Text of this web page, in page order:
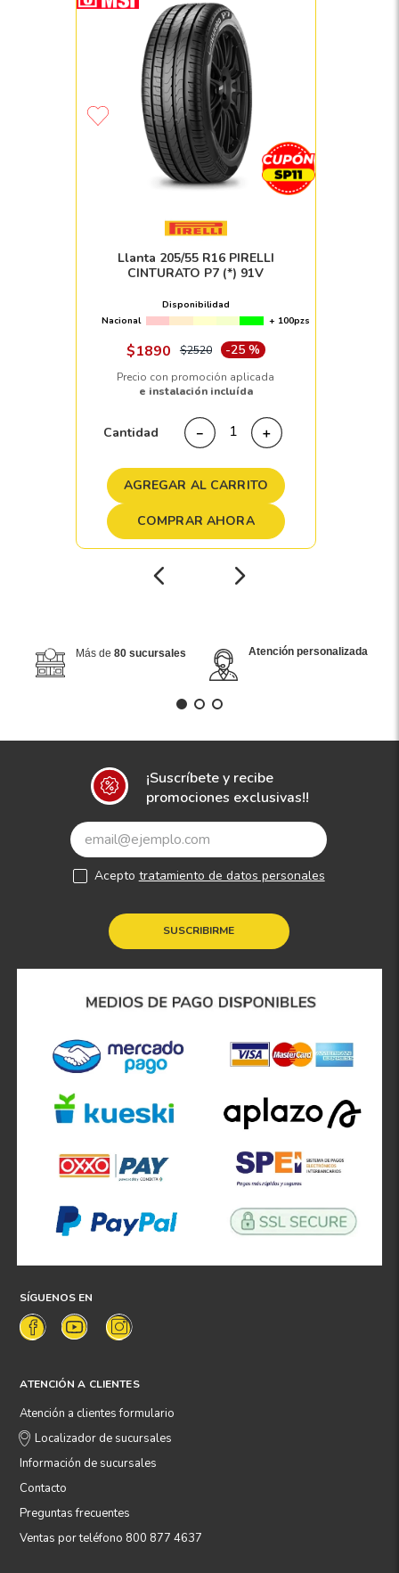
Llanta 205/55 R16 PIRELLI
CINTURATO P7 (*) 91V
Disponibilidad
Nacional
+ 100pzs
$1890 $2520 -25 %
Precio con promoción aplicada
e instalación incluída
Cantidad ＋
－
AGREGAR AL CARRITO
COMPRAR AHORA
Más de 80 sucursales Atención personalizada
¡Suscríbete y recibe
promociones exclusivas!!
SUSCRIBIRME
Acepto tratamiento de datos personales
SÍGUENOS EN
ATENCIÓN A CLIENTES
Atención a clientes formulario
Localizador de sucursales
Información de sucursales
Contacto
Preguntas frecuentes
Ventas por teléfono 800 877 4637